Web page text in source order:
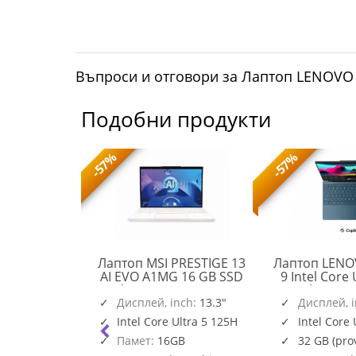
Въпроси и отговори за Лаптоп
Подобни продукти
83KT001ABM
-57%
Лаптоп MSI PRESTIGE 13
AI EVO A1MG 16 GB SSD
Windows 11 Home 512 GB
512 GBPRESTIGE
13
AI
Дисплей, inch: 13.3"
Intel Core Ultra 5 125H
Памет: 16GB
-57%
Лаптоп
9 Intel Core
14inch
120Hz Touch
1TB PCIe
Teal 32 GB
Pro
Дисплей,
Intel Core
32 GB